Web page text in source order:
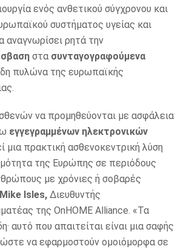
ενός ανθετικού σύγχρονου και
συστήματος υγείας και
αναγνωρίσει ρητά την
στα συνταγογραφούμενα
πυλώνα της ευρωπαϊκής
να προμηθεύονται με ασφάλεια
εγγεγραμμένων ηλεκτρονικών
μια πρακτική ασθενοκεντρική λύση
της Ευρώπης σε περιόδους
με χρόνιες ή σοβαρές
Mike Isles, Διευθυντής
της OnHOME Alliance. «Τα
αυτό που απαιτείται είναι μια σαφής
ώστε να εφαρμοστούν ομοιόμορφα σε